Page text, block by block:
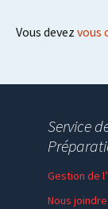
Vous devez vous
Service
Gestion de
Nous joindre